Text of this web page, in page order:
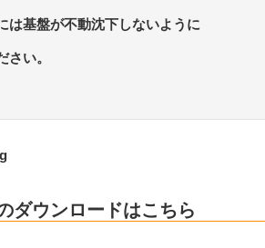
は基盤が不動沈下しないように
い。
ダウンロードはこちら